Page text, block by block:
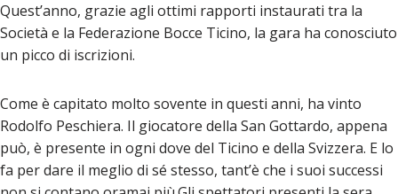
Quest’anno, grazie agli ottimi rapporti instaurati tra la
Società e la Federazione Bocce Ticino, la gara ha conosciuto
un picco di iscrizioni.
Come è capitato molto sovente in questi anni, ha vinto
Rodolfo Peschiera. Il giocatore della San Gottardo, appena
può, è presente in ogni dove del Ticino e della Svizzera. E lo
fa per dare il meglio di sé stesso, tant’è che i suoi successi